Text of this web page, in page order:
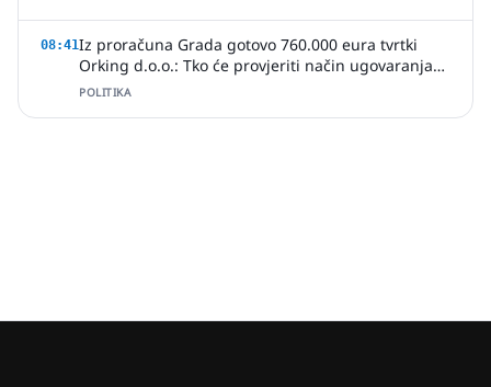
08:41Iz proračuna Grada gotovo 760.000 eura tvrtki
Orking d.o.o.: Tko će provjeriti način ugovaranja
poslova?
POLITIKA